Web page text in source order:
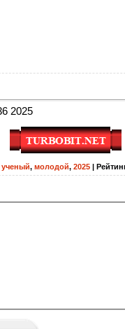
2025
ученый, молодой, 2025